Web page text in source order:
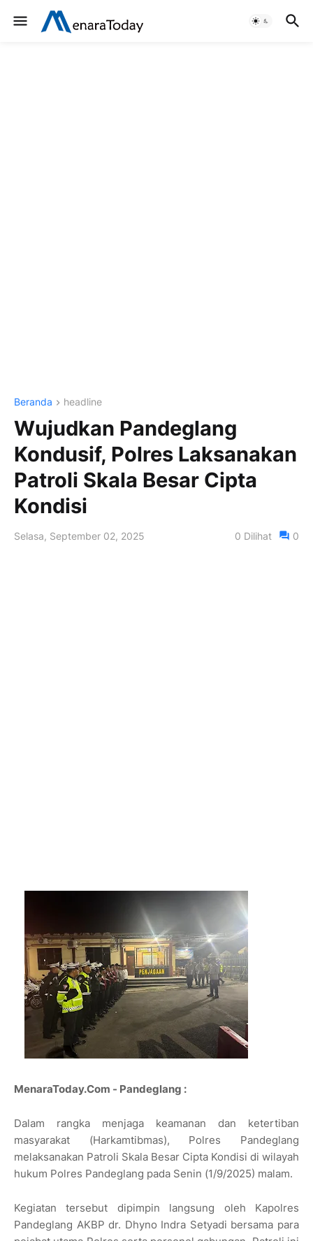
Beranda headline
Wujudkan Pandeglang
Kondusif, Polres Laksanakan
Patroli Skala Besar Cipta
Kondisi
Selasa, September 02, 2025 0 Dilihat 0
MenaraToday.Com - Pandeglang :
Dalam rangka menjaga keamanan dan ketertiban
masyarakat (Harkamtibmas), Polres Pandeglang
melaksanakan Patroli Skala Besar Cipta Kondisi di wilayah
hukum Polres Pandeglang pada Senin (1/9/2025) malam.
Kegiatan tersebut dipimpin langsung oleh Kapolres
Pandeglang AKBP dr. Dhyno Indra Setyadi bersama para